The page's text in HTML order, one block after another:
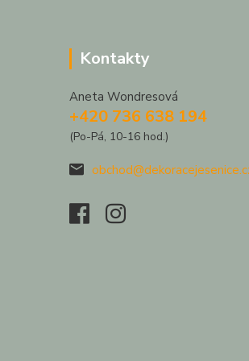
Kontakty
Aneta Wondresová
+420 736 638 194
(Po-Pá, 10-16 hod.)